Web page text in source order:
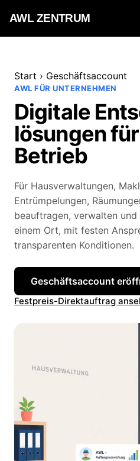
AWL ZENTRUM
Start › Geschäftsaccount
AWL FÜR UNTERNEHMEN
Digitale
lösungen
Betrieb
Für Hausverwaltungen,
Entrümpelungen,
beauftragen, verwalten
einem Ort, mit festen
transparenten Konditionen.
Geschäftsaccount
Festpreis-Direktauftrag